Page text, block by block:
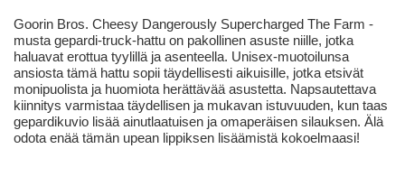
Goorin Bros. Cheesy Dangerously Supercharged The Farm -
musta gepardi-truck-hattu on pakollinen asuste niille, jotka
haluavat erottua tyylillä ja asenteella. Unisex-muotoilunsa
ansiosta tämä hattu sopii täydellisesti aikuisille, jotka etsivät
monipuolista ja huomiota herättävää asustetta. Napsautettava
kiinnitys varmistaa täydellisen ja mukavan istuvuuden, kun taas
gepardikuvio lisää ainutlaatuisen ja omaperäisen silauksen. Älä
odota enää tämän upean lippiksen lisäämistä kokoelmaasi!